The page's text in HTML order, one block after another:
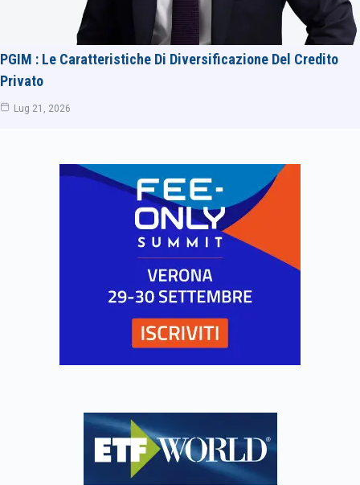
PGIM : Le Caratteristiche Di Diversificazione Del Credito
Privato
Lug 21, 2026